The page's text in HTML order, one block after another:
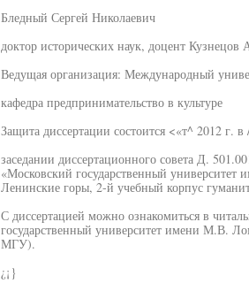
Бледный Сергей Николаевич
доктор исторических наук, доцент
Ведущая организация: Международный
кафедра предпринимательство в культуре
Защита диссертации состоится <«т^ 2012 г. в
заседании диссертационного совета Д.
«Московский государственный
Ленинские горы, 2-й учебный корпус
С диссертацией можно ознакомиться в
государственный университет имени М.В.
МГУ).
¿¡}